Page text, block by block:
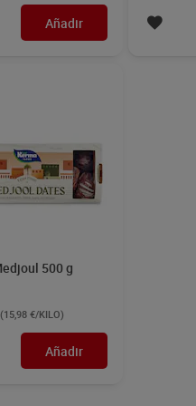
Añadir
500 g
(15,98 €/KILO)
Añadir